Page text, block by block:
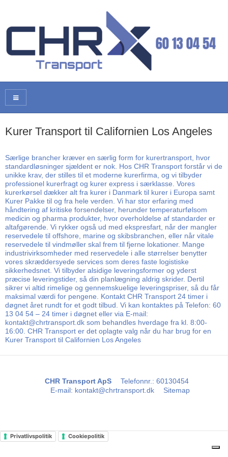
Kurer Transport til Californien Los Angeles
Særlige brancher kræver en særlig form for kurertransport, hvor
standardløsninger sjældent er nok. Hos CHR Transport forstår vi de
unikke krav, der stilles til et moderne kurerfirma, og vi tilbyder
professionel kurerfragt og kurer express i særklasse. Vores
kurerkørsel dækker alt fra kurer i Danmark til kurer i Europa samt
Kurer Pakke til og fra hele verden. Vi har stor erfaring med
håndtering af kritiske forsendelser, herunder temperaturfølsom
medicin og pharma produkter, hvor overholdelse af standarder er
altafgørende. Vi rykker også ud med ekspresfart, når der mangler
reservedele til offshore, marine og skibsbranchen, eller når vitale
reservedele til vindmøller skal frem til fjerne lokationer. Mange
industrivirksomheder med reservedele i alle størrelser benytter
vores skræddersyede services som deres faste logistiske
sikkerhedsnet. Vi tilbyder alsidige leveringsformer og yderst
præcise leveringstider, så din planlægning aldrig skrider. Dertil
sikrer vi altid rimelige og gennemskuelige leveringspriser, så du får
maksimal værdi for pengene. Kontakt CHR Transport 24 timer i
døgnet året rundt for et godt tilbud. Vi kan kontaktes på Telefon: 60
13 04 54 – 24 timer i døgnet eller via E-mail:
kontakt@chrtransport.dk som behandles hverdage fra kl. 8:00-
16:00. CHR Transport er det oplagte valg når du har brug for en
Kurer Transport til Californien Los Angeles
CHR Transport ApS Telefonnr.: 60130454
E-mail: kontakt@chrtransport.dk Sitemap
Privatlivspolitik Cookiepolitik